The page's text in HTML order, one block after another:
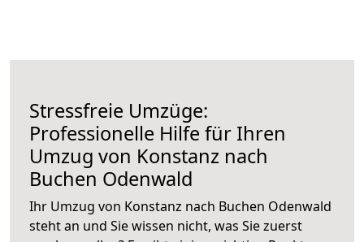
Stressfreie Umzüge:
Professionelle Hilfe für Ihren
Umzug von Konstanz nach
Buchen Odenwald
Ihr Umzug von Konstanz nach Buchen Odenwald
steht an und Sie wissen nicht, was Sie zuerst